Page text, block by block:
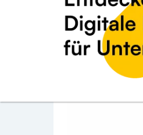
BEWERTUNG ABGEBEN
BMRK
Wichnerstraße
Kleintransport